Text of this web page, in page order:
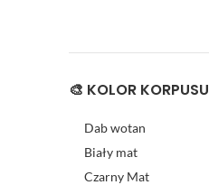
🎨 KOLOR KORPUSU
Dab wotan
Biały mat
Czarny Mat